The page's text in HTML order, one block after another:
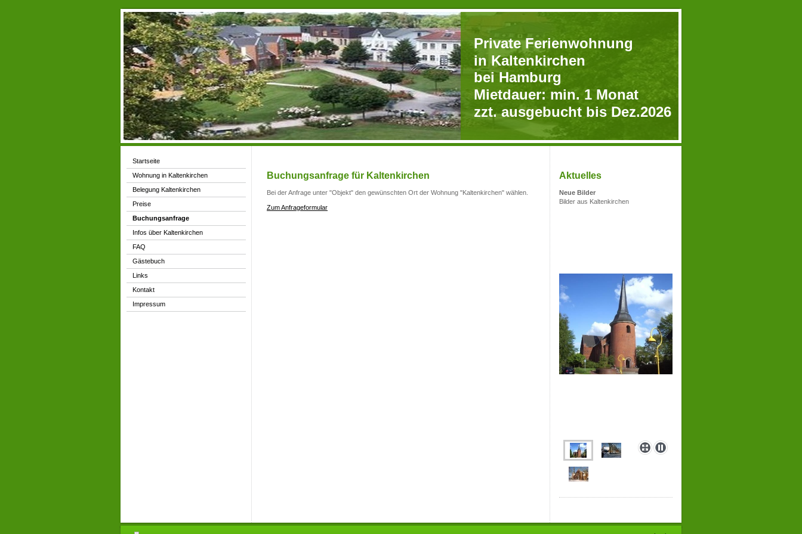
Private Ferienwohnung
in Kaltenkirchen
bei Hamburg
Mietdauer: min. 1 Monat
zzt. ausgebucht bis Dez.2026
Startseite
Wohnung in Kaltenkirchen
Belegung Kaltenkirchen
Preise
Buchungsanfrage
Infos über Kaltenkirchen
FAQ
Gästebuch
Links
Kontakt
Impressum
Buchungsanfrage für Kaltenkirchen
Bei der Anfrage unter "Objekt" den gewünschten Ort der Wohnung "Kaltenkirchen" wählen.
Zum Anfrageformular
Aktuelles
Neue Bilder
Bilder aus Kaltenkirchen